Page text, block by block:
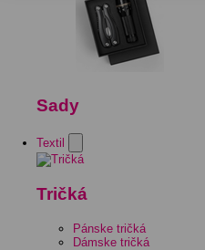
Sady
Textil
Tričká
Pánske tričká
Dámske tričká